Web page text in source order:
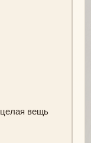
вещь